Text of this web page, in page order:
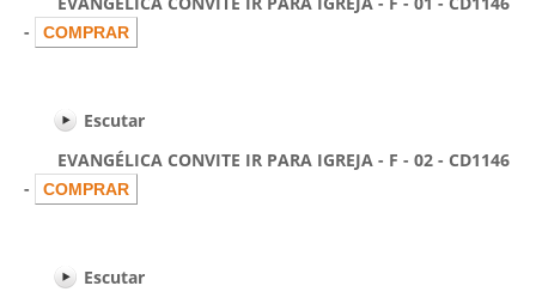
-
Escutar
EVANGÉLICA CONVITE IR PARA IGREJA - F - 02 - CD1146
-
Escutar